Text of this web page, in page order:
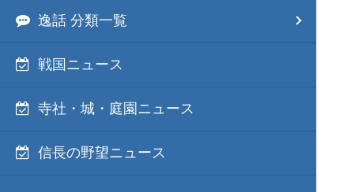
逸話 分類一覧
戦国ニュース
寺社・城・庭園ニュース
信長の野望ニュース